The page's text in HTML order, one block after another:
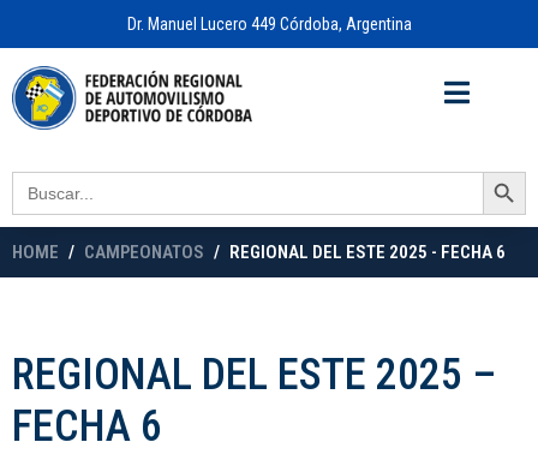
Dr. Manuel Lucero 449 Córdoba, Argentina
Search
for:
Search Button
HOME CAMPEONATOS REGIONAL DEL ESTE 2025 - FECHA 6
REGIONAL DEL ESTE 2025 –
FECHA 6